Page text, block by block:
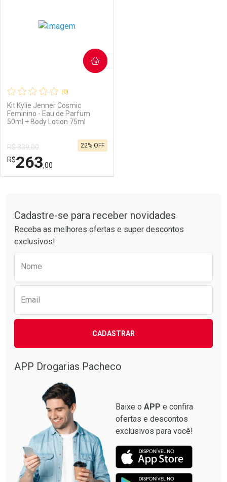
(0)
Kit Kylie Jenner Cosmic
Feminino - Eau de Parfum
50ml + Body Lotion 75ml
R$ 339,00
R$263,00
22% OFF
COMPRAR
Laboratório
Comprar sem Desconto
Por Menos
Comprar sem Desconto
Por R$ 263,00/cada
Cadastre-se para receber novidades
Receba as melhores ofertas e super descontos
exclusivos!
Nome
Email
CADASTRAR
APP Drogarias Pacheco
Baixe o APP e confira
ofertas e descontos
exclusivos para você!